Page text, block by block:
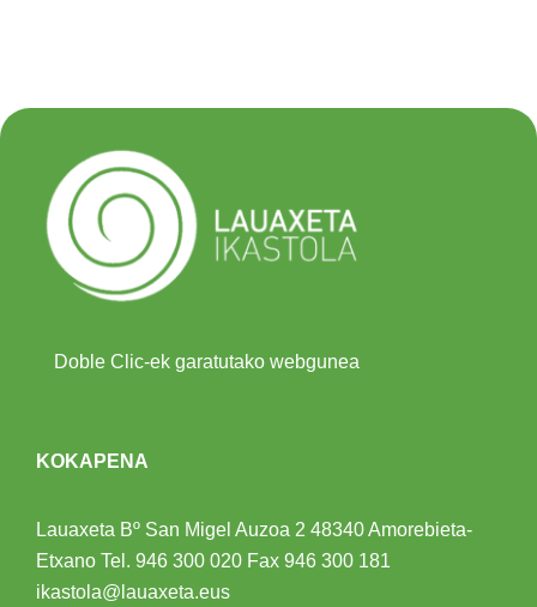
Doble Clic-ek garatutako webgunea
KOKAPENA
Lauaxeta Bº San Migel Auzoa 2 48340 Amorebieta-
Etxano Tel. 946 300 020 Fax 946 300 181
ikastola@lauaxeta.eus